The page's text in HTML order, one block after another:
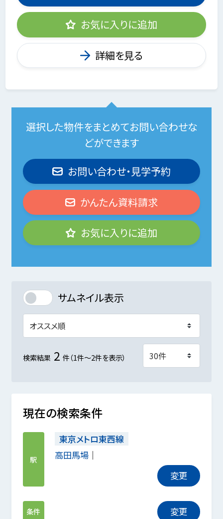
お気に入りに追加
詳細を見る
選択した物件をまとめてお問い合わせな
どができます
お問い合わせ・見学予約
かんたん資料請求
お気に入りに追加
サムネイル表示
検索結果 2 件（1件～2件を表示）
現在の検索条件
駅
東京メトロ東西線
高田馬場
変更
条件 変更